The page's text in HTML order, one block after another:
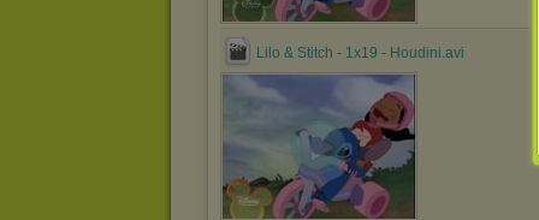
Lilo & Stitch - 1x19 - Houdini.avi